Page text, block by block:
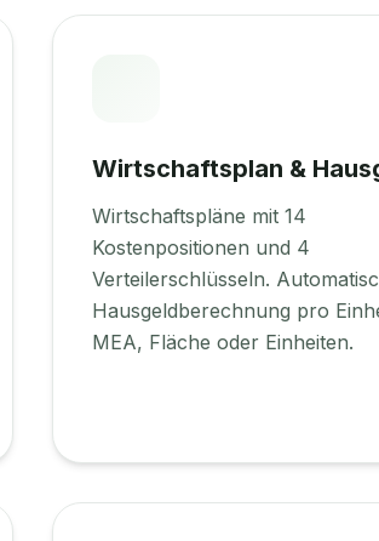
Wirtschaftsplan &
Wirtschaftspläne mit 14
Kostenpositionen und 4
Verteilerschlüsseln.
Hausgeldberechnung pro
MEA, Fläche oder Einheiten.